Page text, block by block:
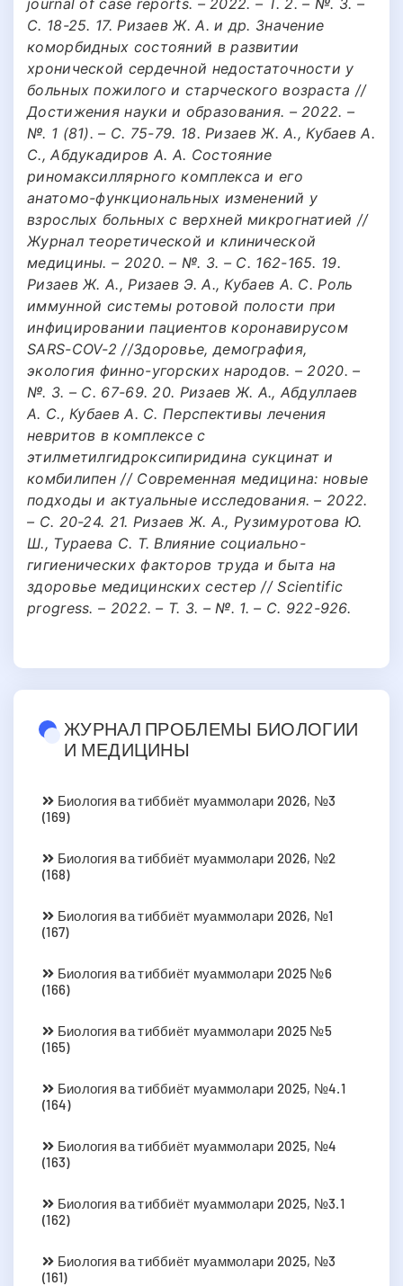
С. 18-25. 17. Ризаев Ж. А. и др. Значение
коморбидных состояний в развитии
хронической сердечной недостаточности у
больных пожилого и старческого возраста //
Достижения науки и образования. – 2022. –
№. 1 (81). – С. 75-79. 18. Ризаев Ж. А., Кубаев А.
С., Абдукадиров А. А. Состояние
риномаксиллярного комплекса и его
анатомо-функциональных изменений у
взрослых больных с верхней микрогнатией //
Журнал теоретической и клинической
медицины. – 2020. – №. 3. – С. 162-165. 19.
Ризаев Ж. А., Ризаев Э. А., Кубаев А. С. Роль
иммунной системы ротовой полости при
инфицировании пациентов коронавирусом
SARS-COV-2 //Здоровье, демография,
экология финно-угорских народов. – 2020. –
№. 3. – С. 67-69. 20. Ризаев Ж. А., Абдуллаев
А. С., Кубаев А. С. Перспективы лечения
невритов в комплексе с
этилметилгидроксипиридина сукцинат и
комбилипен // Современная медицина: новые
подходы и актуальные исследования. – 2022.
– С. 20-24. 21. Ризаев Ж. А., Рузимуротова Ю.
Ш., Тураева С. Т. Влияние социально-
гигиенических факторов труда и быта на
здоровье медицинских сестер // Scientific
progress. – 2022. – Т. 3. – №. 1. – С. 922-926.
ЖУРНАЛ ПРОБЛЕМЫ БИОЛОГИИ
И МЕДИЦИНЫ
Биология ва тиббиёт муаммолари 2026, №3
(169)
Биология ва тиббиёт муаммолари 2026, №2
(168)
Биология ва тиббиёт муаммолари 2026, №1
(167)
Биология ва тиббиёт муаммолари 2025 №6
(166)
Биология ва тиббиёт муаммолари 2025 №5
(165)
Биология ва тиббиёт муаммолари 2025, №4.1
(164)
Биология ва тиббиёт муаммолари 2025, №4
(163)
Биология ва тиббиёт муаммолари 2025, №3.1
(162)
Биология ва тиббиёт муаммолари 2025, №3
(161)